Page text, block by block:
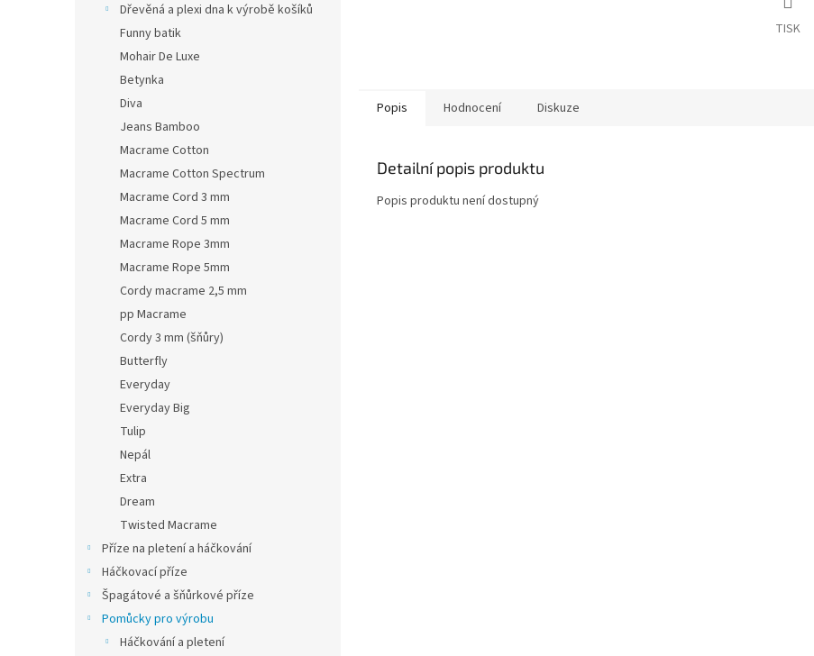
Dřevěná a plexi dna k výrobě košíků
Funny batik
Mohair De Luxe
Betynka
Diva
Jeans Bamboo
Macrame Cotton
Macrame Cotton Spectrum
Macrame Cord 3 mm
Macrame Cord 5 mm
Macrame Rope 3mm
Macrame Rope 5mm
Cordy macrame 2,5 mm
pp Macrame
Cordy 3 mm (šňůry)
Butterfly
Everyday
Everyday Big
Tulip
Nepál
Extra
Dream
Twisted Macrame
Příze na pletení a háčkování
Háčkovací příze
Špagátové a šňůrkové příze
Pomůcky pro výrobu
Háčkování a pletení
TISK
Popis Hodnocení Diskuze
Detailní popis produktu
Popis produktu není dostupný